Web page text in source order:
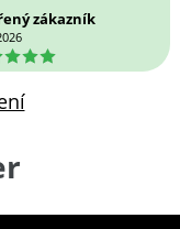
zákazník